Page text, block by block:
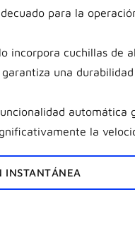
para la
incorpora cuchillas de
una
automática
la
INSTANTÁNEA